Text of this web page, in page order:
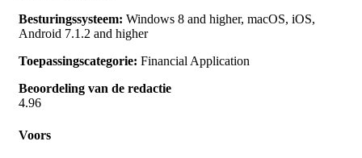
Besturingssysteem: Windows 8 and higher, macOS, iOS,
Android 7.1.2 and higher
Toepassingscategorie: Financial Application
Beoordeling van de redactie
4.96
Voors